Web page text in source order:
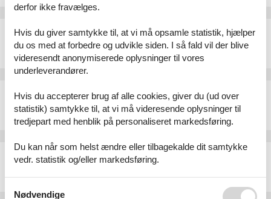
Sommerhus - 7 personer - Havnemarken - Bjerge - 4480 - Store Fuglede
Emne nr.:121-91-1032
7 personer
Sommerhus - 4 personer - Osvejen - Bjerge - 4480 - Southwest Zealand
Emne nr.:090-44277
4 personer
Sommerhus - 5 personer - Eranthisvej - Bjerge - 4281 - Gørlev
derfor ikke fravælges.
Hvis du giver samtykke til, at vi må opsamle statistik, hjælper
du os med at forbedre og udvikle siden. I så fald vil der blive
videresendt anonymiserede oplysninger til vores
underleverandører.
Hvis du accepterer brug af alle cookies, giver du (ud over
statistik) samtykke til, at vi må videresende oplysninger til
tredjepart med henblik på personaliseret markedsføring.
Du kan når som helst ændre eller tilbagekalde dit samtykke
vedr. statistik og/eller markedsføring.
Nødvendige